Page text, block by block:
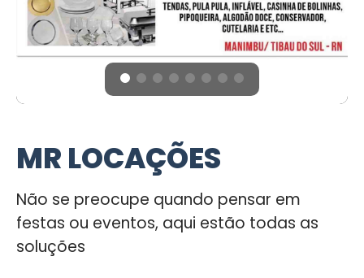
MR LOCAÇÕES
Não se preocupe quando pensar em
festas ou eventos, aqui estão todas as
soluções